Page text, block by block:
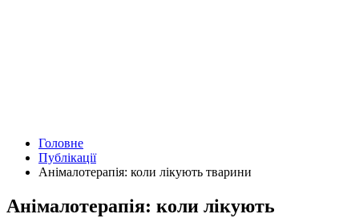
Головне
Публікації
Анімалотерапія: коли лікують тварини
Анімалотерапія: коли лікують